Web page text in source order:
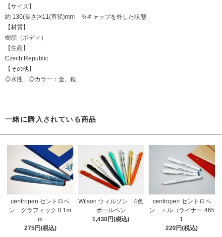
【サイズ】
約 130(長さ)×11(直径)mm ※キャップを外した状態
【材質】
樹脂（ボディ）
【生産】
Czech Republic
【その他】
◎水性 ◎カラー：金、銀
一緒に購入されている商品
centropen セントロペ
ン グラフィック 0.1m
m
275円(税込)
Wilson ウィルソン 4色
ボールペン
1,430円(税込)
centropen セントロペ
ン エルゴライナー 465
1
220円(税込)